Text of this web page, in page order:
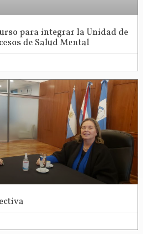
para integrar la Unidad de
de Salud Mental